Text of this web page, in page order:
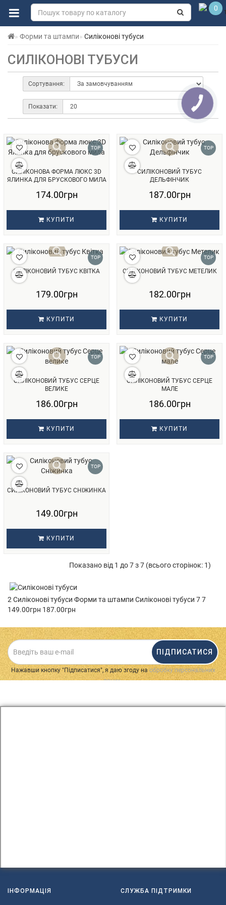
0
Форми та штампи Силіконові тубуси
СИЛІКОНОВІ ТУБУСИ
Сортування:
Показати:
TOP
СИЛІКОНОВА ФОРМА ЛЮКС 3D
ЯЛИНКА ДЛЯ БРУСКОВОГО МИЛА
174.00грн
КУПИТИ
TOP
СИЛІКОНОВИЙ ТУБУС
ДЕЛЬФІНЧИК
187.00грн
КУПИТИ
TOP
СИЛІКОНОВИЙ ТУБУС КВІТКА
179.00грн
КУПИТИ
TOP
СИЛІКОНОВИЙ ТУБУС МЕТЕЛИК
182.00грн
КУПИТИ
TOP
СИЛІКОНОВИЙ ТУБУС СЕРЦЕ
ВЕЛИКЕ
186.00грн
КУПИТИ
TOP
СИЛІКОНОВИЙ ТУБУС СЕРЦЕ
МАЛЕ
186.00грн
КУПИТИ
TOP
СИЛІКОНОВИЙ ТУБУС СНІЖИНКА
149.00грн
КУПИТИ
Показано від 1 до 7 з 7 (всього сторінок: 1)
2 Силіконові тубуси Форми та штампи Силіконові тубуси 7 7
149.00грн 187.00грн
ПІДПИСАТИСЯ
Нажавши кнопку "Підписатися", я даю згоду на обробку персональних
даних.
ІНФОРМАЦІЯ СЛУЖБА ПІДТРИМКИ